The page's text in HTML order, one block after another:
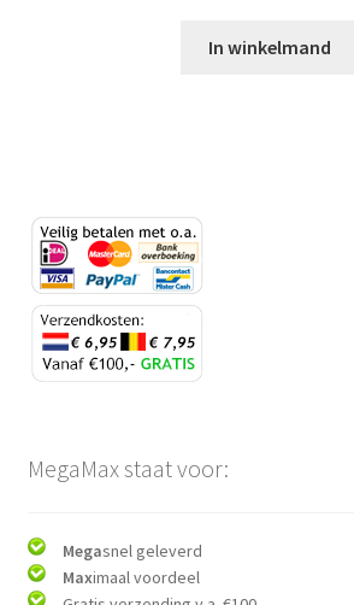
In winkelmand
MegaMax staat voor:
Megasnel geleverd
Maximaal voordeel